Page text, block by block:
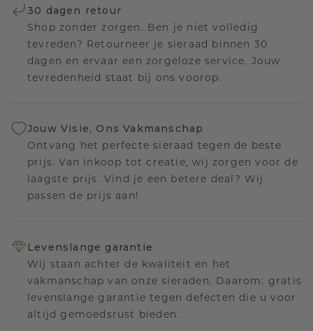
30 dagen retour
Shop zonder zorgen. Ben je niet volledig
tevreden? Retourneer je sieraad binnen 30
dagen en ervaar een zorgeloze service. Jouw
tevredenheid staat bij ons voorop.
Jouw Visie, Ons Vakmanschap
Ontvang het perfecte sieraad tegen de beste
prijs. Van inkoop tot creatie, wij zorgen voor de
laagste prijs. Vind je een betere deal? Wij
passen de prijs aan!
Levenslange garantie
Wij staan achter de kwaliteit en het
vakmanschap van onze sieraden. Daarom: gratis
levenslange garantie tegen defecten die u voor
altijd gemoedsrust bieden.